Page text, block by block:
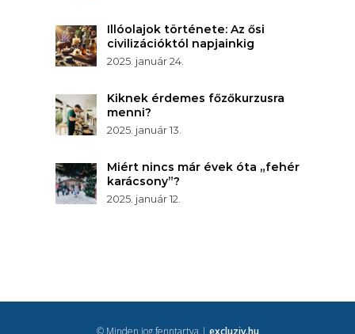
Illóolajok története: Az ősi
civilizációktól napjainkig
2025. január 24.
Kiknek érdemes főzőkurzusra
menni?
2025. január 13.
Miért nincs már évek óta „fehér
karácsony”?
2025. január 12.